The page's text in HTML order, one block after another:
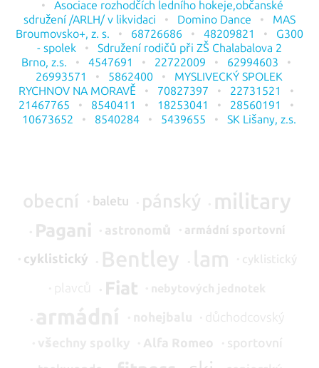
Asociace rozhodčích ledního hokeje,občanské
sdružení /ARLH/ v likvidaci
Domino Dance
MAS
Broumovsko+, z. s.
68726686 48209821
G300
- spolek
Sdružení rodičů při ZŠ Chalabalova 2
Brno, z.s.
4547691 22722009
62994603
26993571
5862400
MYSLIVECKÝ SPOLEK
RYCHNOV NA MORAVĚ
70827397
22731521
21467765
8540411 18253041
28560191
10673652
8540284 5439655 SK Lišany, z.s.
obecní baletu pánský military
Pagani astronomů armádní sportovní
cyklistický Bentley lam cyklistický
Fiat
důchodcovský
Alfa Romeo
sportovní